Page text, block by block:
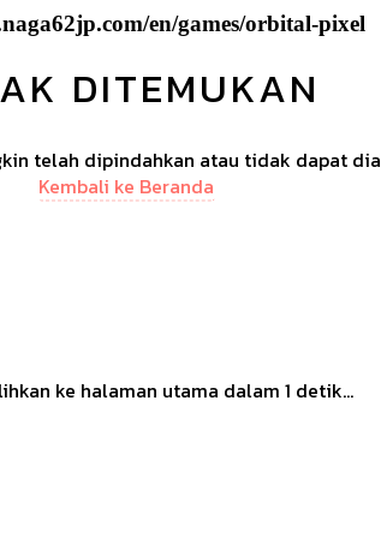
en/games/orbital-pixel
DITEMUKAN
telah dipindahkan atau tidak dapat
Kembali ke Beranda
ke halaman utama dalam 1 detik...